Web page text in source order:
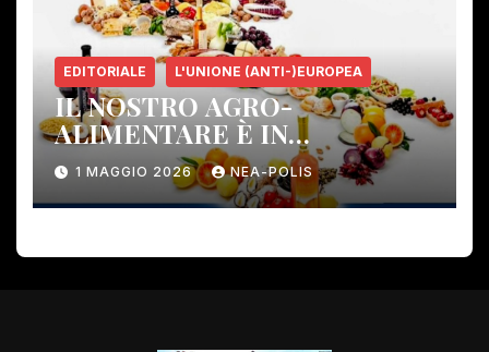
EDITORIALE L'UNIONE (ANTI-)EUROPEA
IL NOSTRO AGRO-
ALIMENTARE È IN
PERICOLO!
1 MAGGIO 2026 NEA-POLIS